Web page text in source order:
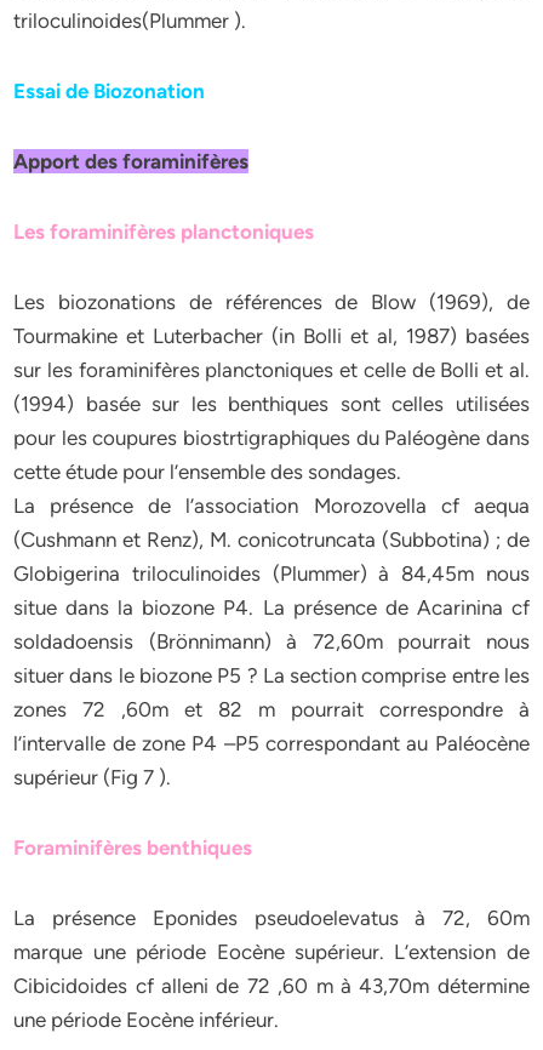
triloculinoides(Plummer ).
Essai de Biozonation
Apport des foraminifères
Les foraminifères planctoniques
Les biozonations de références de Blow (1969), de
Tourmakine et Luterbacher (in Bolli et al, 1987) basées
sur les foraminifères planctoniques et celle de Bolli et al.
(1994) basée sur les benthiques sont celles utilisées
pour les coupures biostrtigraphiques du Paléogène dans
cette étude pour l’ensemble des sondages.
La présence de l’association Morozovella cf aequa
(Cushmann et Renz), M. conicotruncata (Subbotina) ; de
Globigerina triloculinoides (Plummer) à 84,45m nous
situe dans la biozone P4. La présence de Acarinina cf
soldadoensis (Brönnimann) à 72,60m pourrait nous
situer dans le biozone P5 ? La section comprise entre les
zones 72 ,60m et 82 m pourrait correspondre à
l’intervalle de zone P4 –P5 correspondant au Paléocène
supérieur (Fig 7 ).
Foraminifères benthiques
La présence Eponides pseudoelevatus à 72, 60m
marque une période Eocène supérieur. L’extension de
Cibicidoides cf alleni de 72 ,60 m à 43,70m détermine
une période Eocène inférieur.